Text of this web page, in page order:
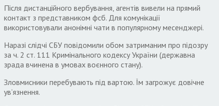
Після дистанційного вербування, агентів вивели на прямий
контакт з представником фсб. Для комунікації
використовували анонімні чати в популярному месенджері.
Наразі слідчі СБУ повідомили обом затриманим про підозру
за ч. 2 ст. 111 Кримінального кодексу України (державна
зрада вчинена в умовах воєнного стану).
Зловмисники перебувають під вартою. Їм загрожує довічне
ув’язнення.